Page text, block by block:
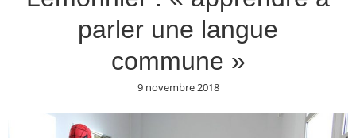
parler une langue
commune »
9 novembre 2018